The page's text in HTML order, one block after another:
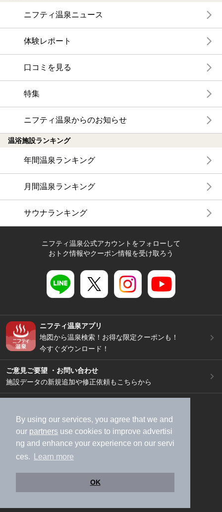
By using our services, you agree that we and
our partners use cookies to improve advertisi
ng and enhance your experience on our servi
ces.
Learn more
OK
ニフティ温泉ニュース
体験レポート
口コミを見る
特集
ニフティ温泉からのお知らせ
温浴施設ランキング
年間温泉ランキング
月間温泉ランキング
サウナランキング
ニフティ温泉公式アカウントをフォローして
おトク情報やクーポン情報を受け取ろう
ニフティ温泉アプリ
地図から温泉検索！お得な限定クーポンも！
今すぐダウンロード！
ご意見ご要望 ・お問い合わせ
施設データの新規追加や修正依頼もこちらから
加盟店募集（資料請求）
広告出稿のご案内
利用規約
ライフスタイルMEMBERS+規約
特定商取引法に基づく表記
ヘルプ
採用情報
運営会社